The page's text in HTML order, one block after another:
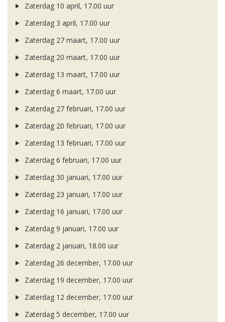
Zaterdag 10 april, 17.00 uur
Zaterdag 3 april, 17.00 uur
Zaterdag 27 maart, 17.00 uur
Zaterdag 20 maart, 17.00 uur
Zaterdag 13 maart, 17.00 uur
Zaterdag 6 maart, 17.00 uur
Zaterdag 27 februari, 17.00 uur
Zaterdag 20 februari, 17.00 uur
Zaterdag 13 februari, 17.00 uur
Zaterdag 6 februari, 17.00 uur
Zaterdag 30 januari, 17.00 uur
Zaterdag 23 januari, 17.00 uur
Zaterdag 16 januari, 17.00 uur
Zaterdag 9 januari, 17.00 uur
Zaterdag 2 januari, 18.00 uur
Zaterdag 26 december, 17.00 uur
Zaterdag 19 december, 17.00 uur
Zaterdag 12 december, 17.00 uur
Zaterdag 5 december, 17.00 uur